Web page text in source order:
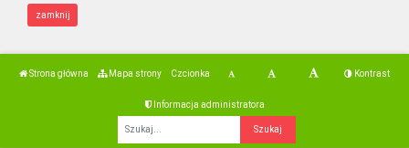
zamknij
Strona główna Mapa strony Czcionka Kontrast
Informacja administratora